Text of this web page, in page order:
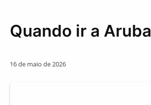
Quando ir a Aruba
16 de maio de 2026